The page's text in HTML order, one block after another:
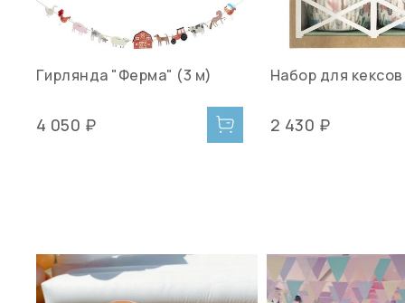
Гирлянда "Ферма" (3 м)
4 050 ₽
Набор для
2 430 ₽